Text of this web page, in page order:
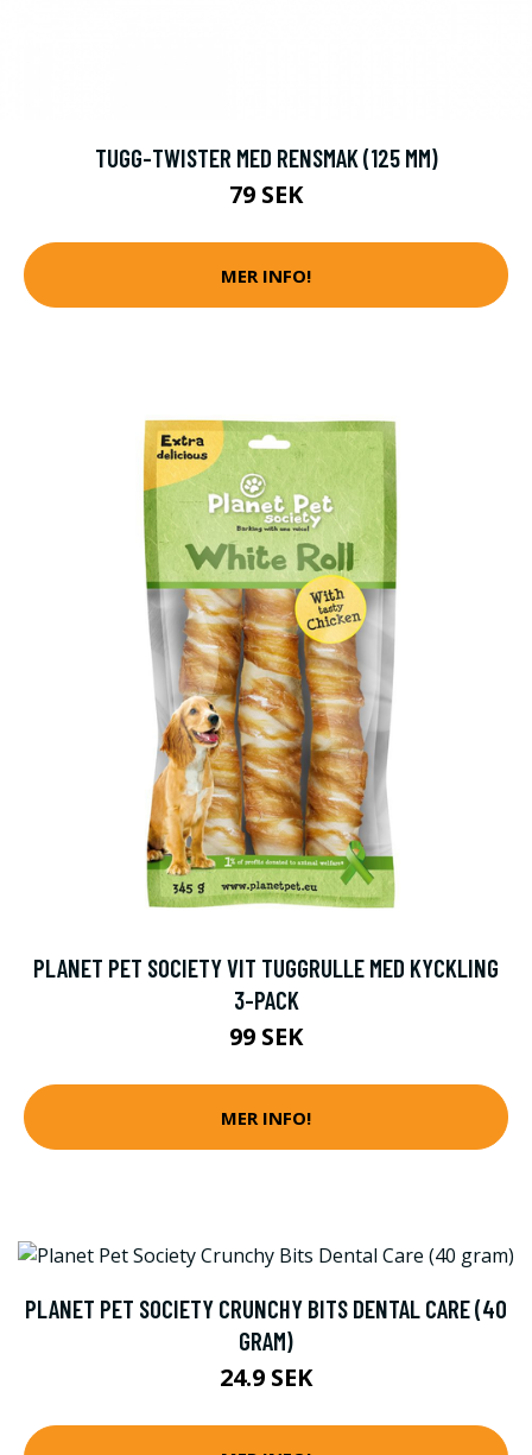
TUGG-TWISTER MED RENSMAK (125 MM)
79 SEK
MER INFO!
PLANET PET SOCIETY VIT TUGGRULLE MED KYCKLING
3-PACK
99 SEK
MER INFO!
PLANET PET SOCIETY CRUNCHY BITS DENTAL CARE (40
GRAM)
24.9 SEK